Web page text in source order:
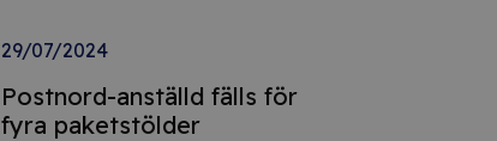
29/07/2024
Postnord-anställd fälls för
fyra paketstölder